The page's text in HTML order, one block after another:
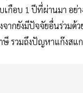
กือบ 1 ปีที่ผ่านมา อย่
จากยังมีปัจจัยอื่นร่วมด้
รวมถึงปัญหาแก๊งสแ